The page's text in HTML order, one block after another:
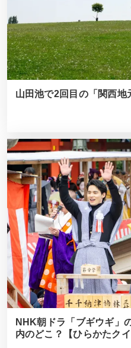
山田池で2回目の「関西地
NHK朝ドラ「ブギウギ」
内のどこ？【ひらかたクイ